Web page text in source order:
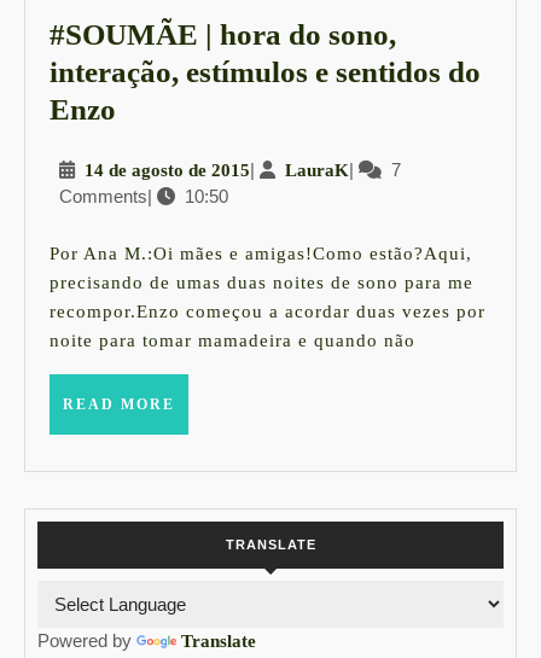
#SOUMÃE | hora do sono,
interação, estímulos e sentidos do
Enzo
hora
sono,
interação,
estímulos
sentidos
do
Enzo
14 de agosto de 201514
de
| LauraKLauraK
|
7
Comments| 10:50
Por Ana M.:Oi mães e amigas!Como estão?Aqui,
precisando de umas duas noites de sono para me
recompor.Enzo começou a acordar duas vezes por
noite para tomar mamadeira e quando não
READ MORE
TRANSLATE
Powered by Translate